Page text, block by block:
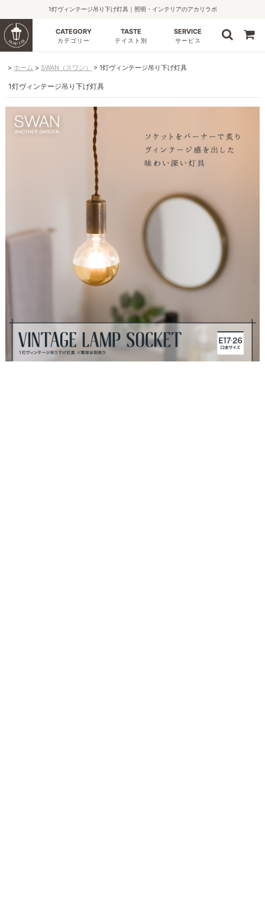
1灯ヴィンテージ吊り下げ灯具｜照明・インテリアのアカリラボ
CATEGORY
カテゴリー
TASTE
テイスト別
SERVICE
サービス
ホーム SWAN（スワン） 1灯ヴィンテージ吊り下げ灯具
1灯ヴィンテージ吊り下げ灯具